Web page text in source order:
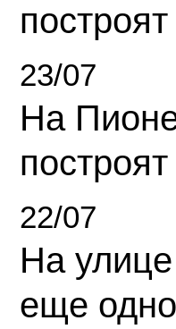
23/07
На
22/07
На
еще